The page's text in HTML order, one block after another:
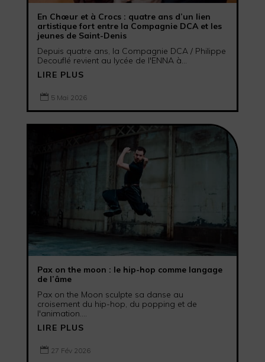
En Chœur et à Crocs : quatre ans d’un lien
artistique fort entre la Compagnie DCA et les
jeunes de Saint-Denis
Depuis quatre ans, la Compagnie DCA / Philippe
Decouflé revient au lycée de l'ENNA à...
LIRE PLUS
 5 Mai 2026
Pax on the moon : le hip-hop comme langage
de l’âme
Pax on the Moon sculpte sa danse au
croisement du hip-hop, du popping et de
l'animation....
LIRE PLUS
 27 Fév 2026